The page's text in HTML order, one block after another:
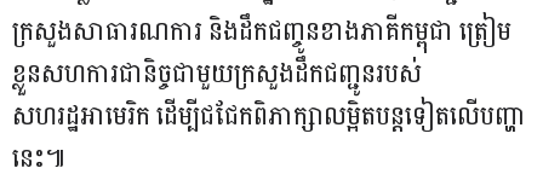
ក្រសួងសាធារណការ និងដឹកជញ្ចូនខាងភាគីកម្ពុជា ត្រៀម
ខ្លួនសហការជានិច្ចជាមួយក្រសួងដឹកជញ្ជូនរបស់
សហរដ្ឋអាមេរិក ដើម្បីជជែកពិភាក្សាលម្អិតបន្តទៀតលើបញ្ហា
នេះ៕